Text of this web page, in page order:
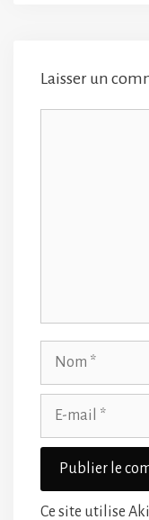
Laisser un
Ce site utilise